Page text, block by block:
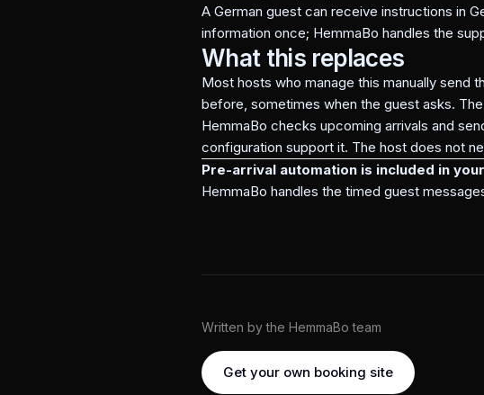
A German guest can receive instructions in
information once; HemmaBo handles the
What this replaces
Most hosts who manage this manually send
before, sometimes when the guest asks.
HemmaBo checks upcoming arrivals and
configuration support it. The host does not
Pre-arrival automation is included in
HemmaBo handles the timed guest
Written by the HemmaBo team
Get your own booking site